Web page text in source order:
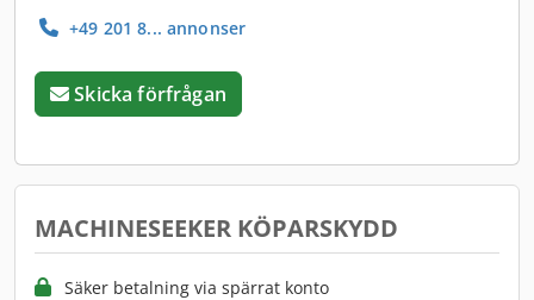
+49 201 8... annonser
Skicka förfrågan
MACHINESEEKER KÖPARSKYDD
Säker betalning via spärrat konto